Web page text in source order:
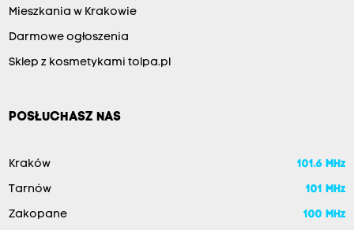
Mieszkania w Krakowie
Darmowe ogłoszenia
Sklep z kosmetykami tolpa.pl
POSŁUCHASZ NAS
Kraków 101.6 MHz
Tarnów 101 MHz
Zakopane 100 MHz